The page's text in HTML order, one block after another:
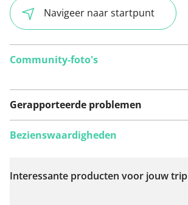
Navigeer naar startpunt
Community-foto's
Gerapporteerde problemen
Bekijk op kaart
Bezienswaardigheden
Interessante producten voor jouw trip